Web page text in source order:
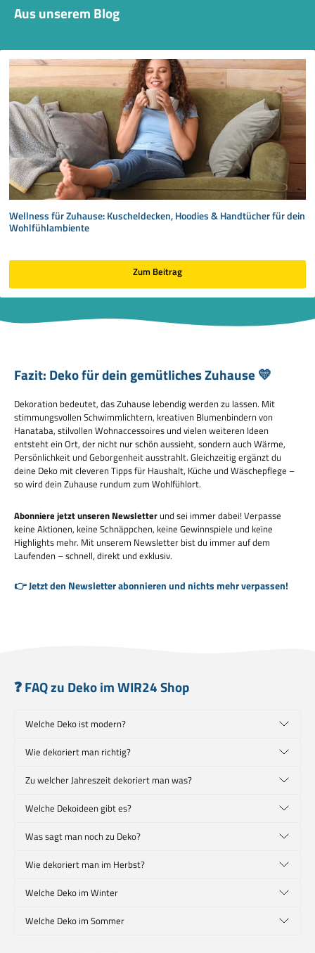
Aus unserem Blog
Wellness für Zuhause: Kuscheldecken, Hoodies & Handtücher für dein
Wohlfühlambiente
Zum Beitrag
Fazit: Deko für dein gemütliches Zuhause 💛
Dekoration bedeutet, das Zuhause lebendig werden zu lassen. Mit
stimmungsvollen Schwimmlichtern, kreativen Blumenbindern von
Hanataba, stilvollen Wohnaccessoires und vielen weiteren Ideen
entsteht ein Ort, der nicht nur schön aussieht, sondern auch Wärme,
Persönlichkeit und Geborgenheit ausstrahlt. Gleichzeitig ergänzt du
deine Deko mit cleveren Tipps für Haushalt, Küche und Wäschepflege –
so wird dein Zuhause rundum zum Wohlfühlort.
Abonniere jetzt unseren Newsletterund sei immer dabei! Verpasse
keine Aktionen, keine Schnäppchen, keine Gewinnspiele und keine
Highlights mehr. Mit unserem Newsletter bist du immer auf dem
Laufenden – schnell, direkt und exklusiv.
👉 Jetzt den Newsletter abonnieren und nichts mehr verpassen!
❓ FAQ zu Deko im WIR24 Shop
Welche Deko ist modern?
Wie dekoriert man richtig?
Zu welcher Jahreszeit dekoriert man was?
Welche Dekoideen gibt es?
Was sagt man noch zu Deko?
Wie dekoriert man im Herbst?
Welche Deko im Winter
Welche Deko im Sommer